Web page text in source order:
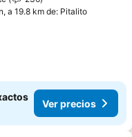
a 19.8 km de: Pitalito
Ver precios